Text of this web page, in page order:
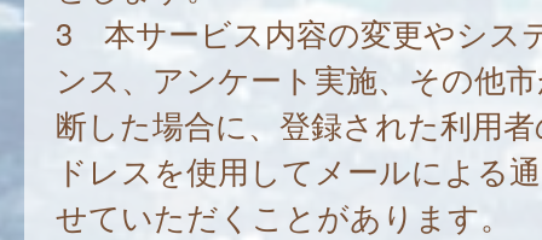
3 本サービス内容の変更やシス
ンス、アンケート実施、その他
断した場合に、登録された利用
ドレスを使用してメールによる
せていただくことがあります。